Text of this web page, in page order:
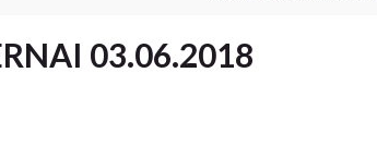
03.06.2018